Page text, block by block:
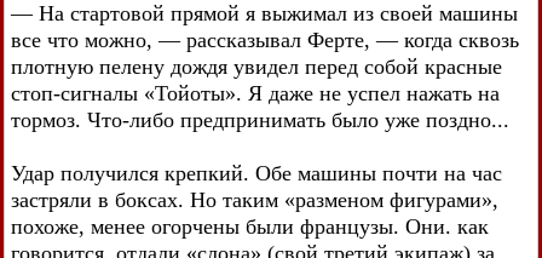
— На стартовой прямой я выжимал из своей машины
все что можно, — рассказывал Ферте, — когда сквозь
плотную пелену дождя увидел перед собой красные
стоп-сигналы «Тойоты». Я даже не успел нажать на
тормоз. Что-либо предпринимать было уже поздно...
Удар получился крепкий. Обе машины почти на час
застряли в боксах. Но таким «разменом фигурами»,
похоже, менее огорчены были французы. Они. как